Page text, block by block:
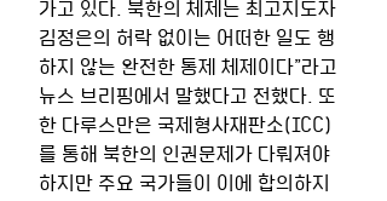
가고 있다. 북한의 체제는 최고지도자
김정은의 허락 없이는 어떠한 일도 행
하지 않는 완전한 통제 체제이다”라고
뉴스 브리핑에서 말했다고 전했다. 또
한 다루스만은 국제형사재판소(ICC)
를 통해 북한의 인권문제가 다뤄져야
하지만 주요 국가들이 이에 합의하지